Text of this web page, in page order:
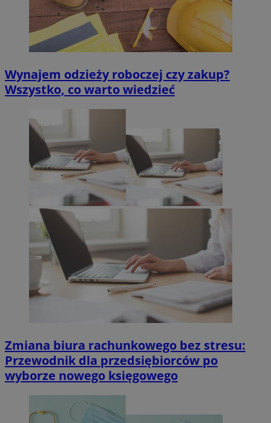
Wynajem odzieży roboczej czy zakup?
Wszystko, co warto wiedzieć
Zmiana biura rachunkowego bez stresu:
Przewodnik dla przedsiębiorców po
wyborze nowego księgowego